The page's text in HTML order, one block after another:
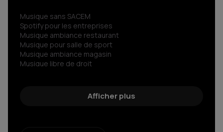
Musique sans SACEM
Spotify pour les entreprises
Musique ambiance restaurant
Musique pour salle de sport
Musique ambiance magasin
Musique libre de droit
Découvrez le son libre de droit d’exception
Streaming musical pour votre entreprise
Afficher plus